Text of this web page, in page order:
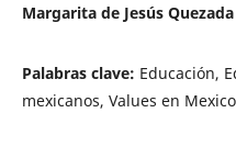
Margarita de Jesús
Palabras clave: Educación,
mexicanos, Values en Mexico